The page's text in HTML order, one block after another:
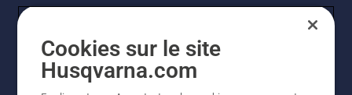
Cookies sur le site
Husqvarna.com